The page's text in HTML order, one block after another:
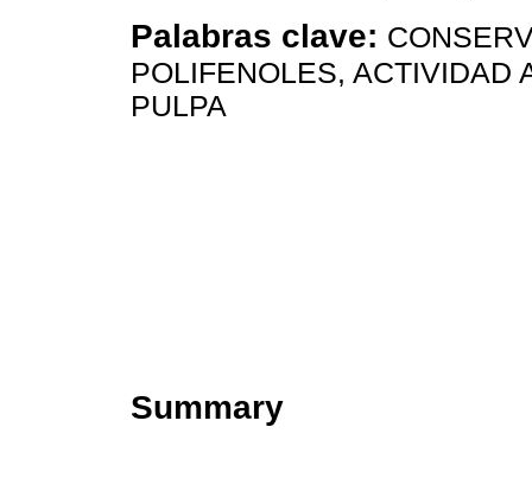
Palabras clave:
POLIFENOLES, ACTIVIDAD
PULPA
Summary